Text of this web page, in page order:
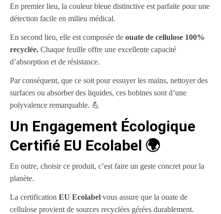
En premier lieu, la couleur bleue distinctive est parfaite pour une
détection facile en milieu médical.
En second lieu, elle est composée de ouate de cellulose 100%
recyclée. Chaque feuille offre une excellente capacité
d’absorption et de résistance.
Par conséquent, que ce soit pour essuyer les mains, nettoyer des
surfaces ou absorber des liquides, ces bobines sont d’une
polyvalence remarquable. 💪
Un Engagement Écologique
Certifié EU Ecolabel 🌍
En outre, choisir ce produit, c’est faire un geste concret pour la
planète.
La certification EU Ecolabel vous assure que la ouate de
cellulose provient de sources recyclées gérées durablement.